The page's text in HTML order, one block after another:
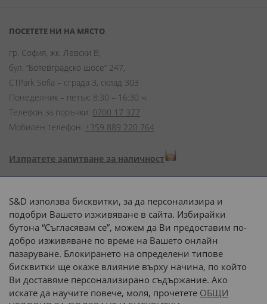
ПОСЕТЕТЕ НИ НА МЯСТО
гр. София, жк. Левски В,
бул. “Ботевградско шосе” 247,
CTPark Sofia – сграда 3, склад 303
Понеделник – петък: 8:30 – 16:30 ч.
Телефон за поръчки: 0700 17 377
Мобилен телефон: +359 889 220 764
Изпратете запитване за наличност
Начини на плащане:
Доставка до адрес с:
или
наш транспорт
S&D използва бисквитки, за да персонализира и
подобри Вашето изживяване в сайта. Избирайки
бутона “Съгласявам се”, можем да Ви предоставим по-
добро изживяване по време на Вашето онлайн
пазаруване. Блокирането на определени типове
бисквитки ще окаже влияние върху начина, по който
Ви доставяме персонализирано съдържание. Ако
искате да научите повече, моля, прочетете ОБЩИ